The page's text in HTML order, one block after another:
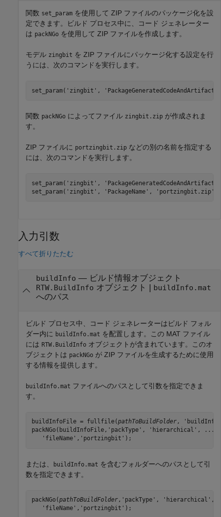
関数 set_param を使用して ZIP ファイルのパッケージ化を設
定できます。ビルド プロセス中に、コード ジェネレーター
は packNGo を使用して ZIP ファイルを作成します。
モデル zingbit を ZIP ファイルにパッケージ化する設定を行
うには、次のコマンドを実行します。
set_param( 'zingbit' , 'PackageGeneratedCodeAndArtifacts'
関数 packNGo によってファイル zingbit.zip が作成されま
す。
ZIP ファイルに portzingbit.zip などの別の名前を指定する
には、次のコマンドを実行します。
set_param( 'zingbit' ,
'PackageGeneratedCodeAndArtifacts'
set_param( 'zingbit' , 'PackageName' , 'portzingbit.zip'
入力引数
すべて折りたたむ
buildInfo — ビルド情報オブジェクト
RTW.BuildInfo オブジェクト buildInfo.mat
へのパス
ビルド プロセス中、コード ジェネレーターはビルド フォル
ダー内に buildInfo.mat を配置します。この MAT ファイル
には RTW.BuildInfo オブジェクトが含まれています。このオ
ブジェクトは packNGo が ZIP ファイルを生成するために使用
する情報を提供します。
buildInfo.mat ファイルへのパスとして引数を指定できま
す。
buildInfoFile = fullfile(pathToBuildFolder,
packNGo(buildInfoFile,'packType', 'hierarchical', ...
   'fileName','portzingbit');
または、 buildInfo.mat を含むフォルダーへのパスとして引
数を指定できます。
packNGo(pathToBuildFolder,'packType', 'hierarchical',
   'fileName','portzingbit');